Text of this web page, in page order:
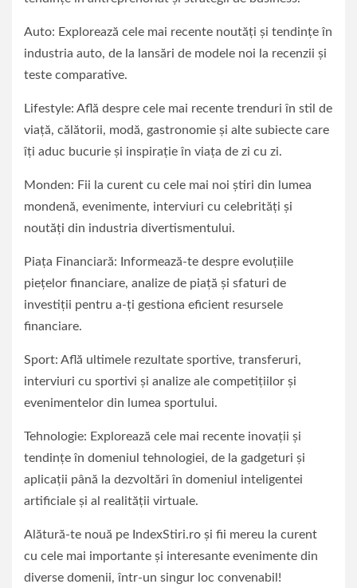
Auto: Explorează cele mai recente noutăți și tendințe în
industria auto, de la lansări de modele noi la recenzii și
teste comparative.
Lifestyle: Află despre cele mai recente trenduri în stil de
viață, călătorii, modă, gastronomie și alte subiecte care
îți aduc bucurie și inspirație în viața de zi cu zi.
Monden: Fii la curent cu cele mai noi știri din lumea
mondenă, evenimente, interviuri cu celebrități și
noutăți din industria divertismentului.
Piața Financiară: Informează-te despre evoluțiile
piețelor financiare, analize de piață și sfaturi de
investiții pentru a-ți gestiona eficient resursele
financiare.
Sport: Află ultimele rezultate sportive, transferuri,
interviuri cu sportivi și analize ale competițiilor și
evenimentelor din lumea sportului.
Tehnologie: Explorează cele mai recente inovații și
tendințe în domeniul tehnologiei, de la gadgeturi și
aplicații până la dezvoltări în domeniul inteligentei
artificiale și al realității virtuale.
Alătură-te nouă pe IndexStiri.ro și fii mereu la curent
cu cele mai importante și interesante evenimente din
diverse domenii, într-un singur loc convenabil!